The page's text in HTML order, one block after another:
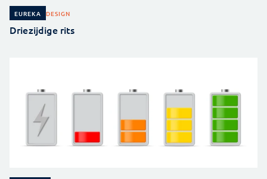
EUREKA DESIGN
Driezijdige rits